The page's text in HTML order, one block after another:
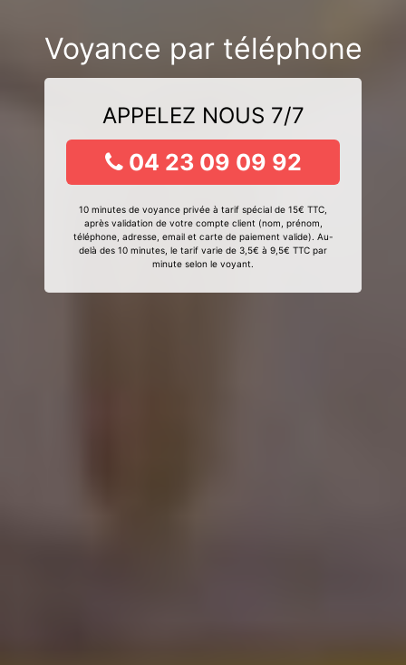
Voyance par téléphone
APPELEZ NOUS 7/7
04 23 09 09 92
10 minutes de voyance privée à tarif spécial de 15€ TTC,
après validation de votre compte client (nom, prénom,
téléphone, adresse, email et carte de paiement valide). Au-
delà des 10 minutes, le tarif varie de 3,5€ à 9,5€ TTC par
minute selon le voyant.